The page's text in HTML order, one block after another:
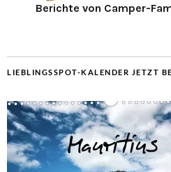
Berichte von Camper-
LIEBLINGSSPOT-KALENDER JETZT